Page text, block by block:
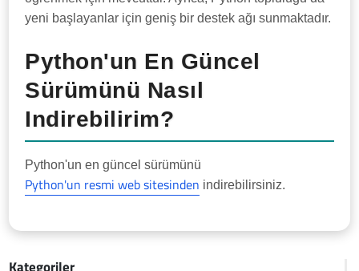
yeni başlayanlar için geniş bir destek ağı sunmaktadır.
Python'un En Güncel
Sürümünü Nasıl
Indirebilirim?
Python'un en güncel sürümünü
Python'un resmi web sitesinden indirebilirsiniz.